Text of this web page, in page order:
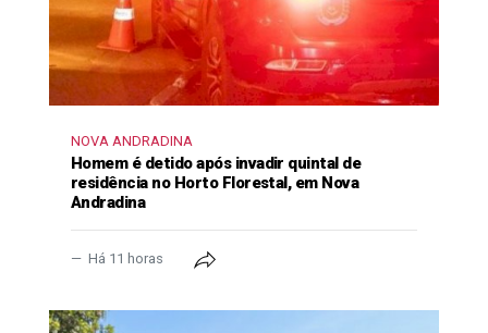
NOVA ANDRADINA
Homem é detido após invadir quintal de
residência no Horto Florestal, em Nova
Andradina
Há 11 horas